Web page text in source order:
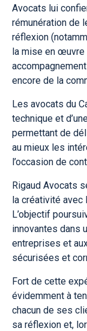
Avocats lui
rémunération de
réflexion
la mise en œuvre
encore de la
Les avocats du
technique et
permettant de
au mieux les
l’occasion de
Rigaud Avocats
la créativité avec
L’objectif
innovantes dans
entreprises et
sécurisées et
Fort de cette
évidemment à
chacun de ses
sa réflexion et,